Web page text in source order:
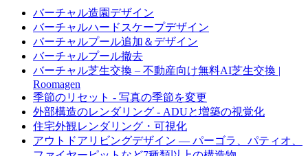
バーチャル造園デザイン
バーチャルハードスケープデザイン
バーチャルプール追加＆デザイン
バーチャルプール撤去
バーチャル芝生交換 – 不動産向け無料AI芝生交換 |
Roomagen
季節のリセット - 写真の季節を変更
外部構造のレンダリング - ADUと増築の視覚化
住宅外観レンダリング・可視化
アウトドアリビングデザイン — パーゴラ、パティオ、